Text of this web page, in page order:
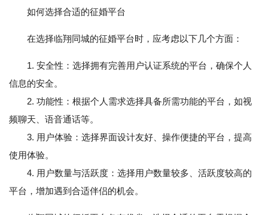
如何选择合适的征婚平台
在选择临翔同城的征婚平台时，应考虑以下几个方面：
1. 安全性：选择拥有完善用户认证系统的平台，确保个人
信息的安全。
2. 功能性：根据个人需求选择具备所需功能的平台，如视
频聊天、语音通话等。
3. 用户体验：选择界面设计友好、操作便捷的平台，提高
使用体验。
4. 用户数量与活跃度：选择用户数量较多、活跃度较高的
平台，增加遇到合适伴侣的机会。